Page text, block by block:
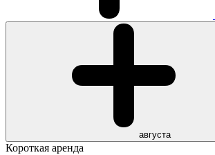
августа
Короткая аренда